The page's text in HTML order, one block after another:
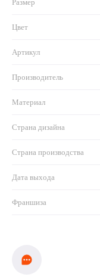
Размер
Цвет
Артикул
Производитель
Материал
Страна дизайна
Страна производства
Дата выхода
Франшиза